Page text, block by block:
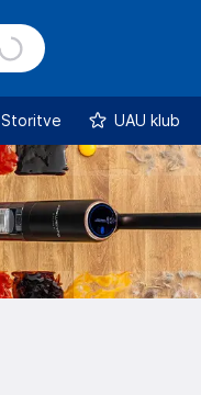
Storitve UAU klub